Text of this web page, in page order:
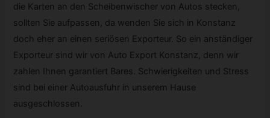
die Karten an den Scheibenwischer von Autos stecken,
sollten Sie aufpassen, da wenden Sie sich in Konstanz
doch eher an einen seriösen Exporteur. So ein anständiger
Exporteur sind wir von Auto Export Konstanz, denn wir
zahlen Ihnen garantiert Bares. Schwierigkeiten und Stress
sind bei einer Autoausfuhr in unserem Hause
ausgeschlossen.